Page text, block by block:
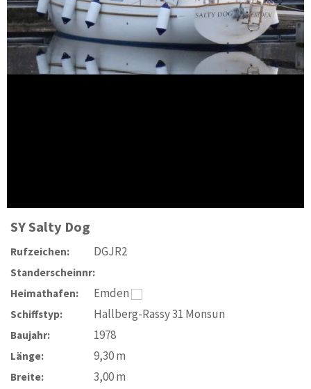
SYSalty Dog
Rufzeichen: DGJR2
Standerscheinnr:
Heimathafen:
Emden
Schiffstyp: Hallberg-Rassy 31 Monsun
Baujahr: 1978
Länge: 9,30m
Breite: 3,00m